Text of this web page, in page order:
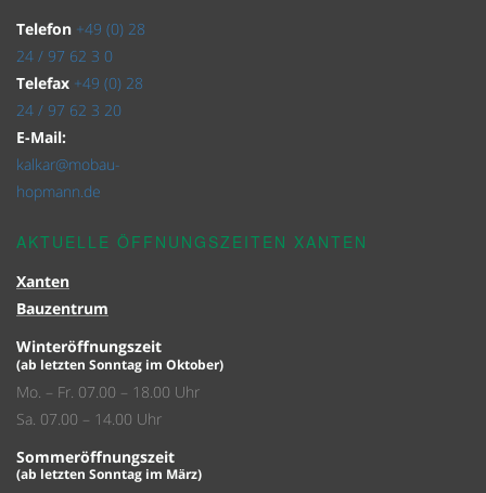
Telefon +49 (0) 28
24 / 97 62 3 0
Telefax +49 (0) 28
24 / 97 62 3 20
E-Mail:
kalkar@mobau-
hopmann.de
AKTUELLE ÖFFNUNGSZEITEN XANTEN
Xanten
Bauzentrum
Winteröffnungszeit
(ab letzten Sonntag im Oktober)
Mo. – Fr. 07.00 – 18.00 Uhr
Sa. 07.00 – 14.00 Uhr
Sommeröffnungszeit
(ab letzten Sonntag im März)